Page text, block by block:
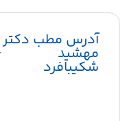
آدرس مطب دکتر
مهشید
شکیبافرد